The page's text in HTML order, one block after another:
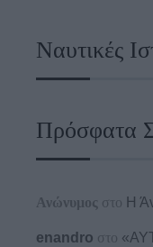
Ναυτικές
Πρόσφατα
Ανώνυμος στο Η
enandro στο